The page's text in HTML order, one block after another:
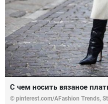
С чем носить вязаное
© pinterest.com/AFashion Trends,